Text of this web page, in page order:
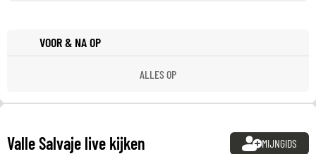
VOOR & NA OP
ALLES OP
Valle Salvaje live kijken MIJNGIDS